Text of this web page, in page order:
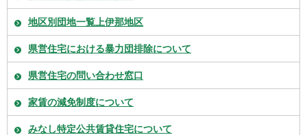
地区別団地一覧上伊那地区
県営住宅における暴力団排除について
県営住宅の問い合わせ窓口
家賃の減免制度について
みなし特定公共賃貸住宅について